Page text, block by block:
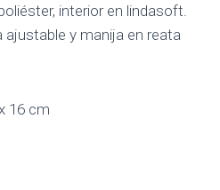
interior en lindasoft.
ajustable y manija en reata
16 cm